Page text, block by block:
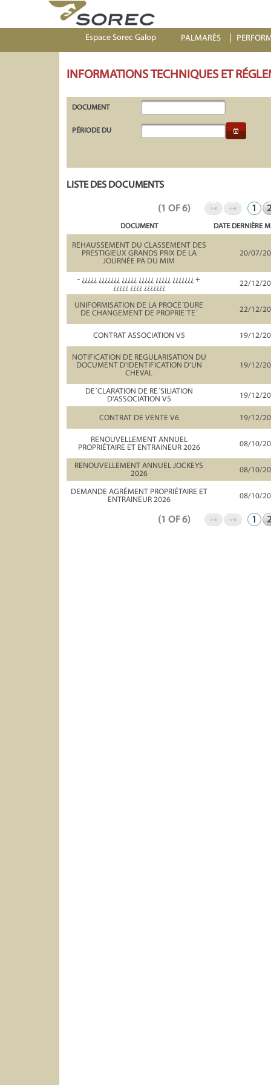
Espace Sorec Galop PALMARÈS
INFORMATIONS TECHNIQUES ET
DOCUMENT
PÉRIODE DU
LISTE DES DOCUMENTS
(1 OF 6) 1
DOCUMENT DATE DERNIÈRE
REHAUSSEMENT DU CLASSEMENT DES
PRESTIGIEUX GRANDS PRIX DE LA
JOURNÉE PA DU MIM
20/07/
- ¿¿¿¿¿ ¿¿¿¿¿¿¿ ¿¿¿¿¿ ¿¿¿¿¿ ¿¿¿¿¿ ¿¿¿¿¿¿¿ +
¿¿¿¿¿ ¿¿¿¿ ¿¿¿¿¿¿¿
22/12/
UNIFORMISATION DE LA PROCE´DURE
DE CHANGEMENT DE PROPRIE´TE´
22/12/
CONTRAT ASSOCIATION V5 19/12/
NOTIFICATION DE REGULARISATION DU
DOCUMENT D’IDENTIFICATION D’UN
CHEVAL
19/12/
DE´CLARATION DE RE´SILIATION
D'ASSOCIATION V5
19/12/
CONTRAT DE VENTE V6 19/12/
RENOUVELLEMENT ANNUEL
PROPRIÉTAIRE ET ENTRAINEUR 2026
08/10/
RENOUVELLEMENT ANNUEL JOCKEYS
2026
08/10/
DEMANDE AGRÉMENT PROPRIÉTAIRE ET
ENTRAINEUR 2026
08/10/
(1 OF 6) 1